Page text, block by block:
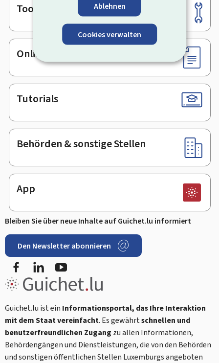
Ablehnen
Cookies verwalten
Footer
Tools
Online-Dienste & Formulare
Tutorials
Behörden & sonstige Stellen
App
Bleiben Sie über neue Inhalte auf Guichet.lu informiert
Den Newsletter abonnieren
FacebookLinkedIn
Guichet.lu ist ein Informationsportal, das Ihre Interaktion
mit dem Staat vereinfacht. Es gewährtschnellen und
benutzerfreundlichen Zugang zu allen Informationen,
Behördengängen und Dienstleistungen, die von den Behörden
und sonstigen öffentlichen Stellen Luxemburgs angeboten